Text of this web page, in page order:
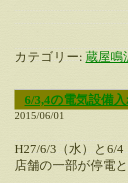
カテゴリー: 蔵屋鳴
6/3,4の電気設備
2015/06/01
H27/6/3（水）と6/
店舗の一部が停電